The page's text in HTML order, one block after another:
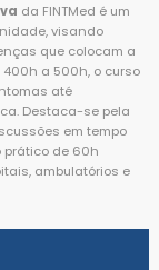
da FINTMed é um
visando
que colocam a
a 500h, o curso
até
Destaca-se pela
em tempo
prático de 60h
ambulatórios e